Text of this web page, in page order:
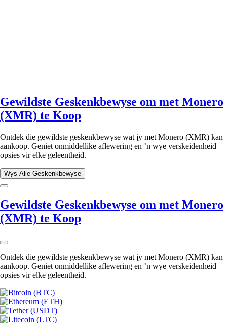
Gewildste Geskenkbewyse om met Monero
(XMR) te Koop
Ontdek die gewildste geskenkbewyse wat jy met Monero (XMR) kan
aankoop. Geniet onmiddellike aflewering en ’n wye verskeidenheid
opsies vir elke geleentheid.
Wys Alle Geskenkbewyse
Gewildste Geskenkbewyse om met Monero
(XMR) te Koop
Ontdek die gewildste geskenkbewyse wat jy met Monero (XMR) kan
aankoop. Geniet onmiddellike aflewering en ’n wye verskeidenheid
opsies vir elke geleentheid.